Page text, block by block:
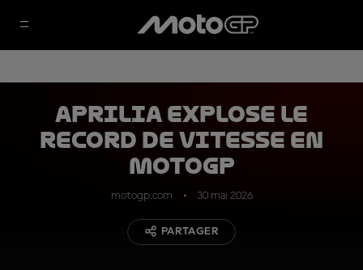
Aprilia explose le
record de vitesse en
MotoGP
motogp.com 30 mai 2026
PARTAGER